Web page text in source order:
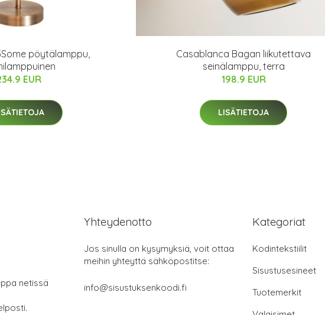
pöytälamppu,
EUR
Casablanca Bagan liikutettava
seinälamppu, terra
198.9 EUR
LISÄTIETOJA
netissä
Yhteydenotto
Jos sinulla on kysymyksiä, voit ottaa
meihin yhteyttä sähköpostitse:
info@sisustuksenkoodi.fi
Kategoriat
Kodintekstiilit
Sisustusesineet
Tuotemerkit